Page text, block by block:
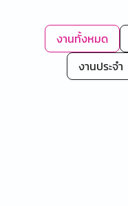
งานทั้งหมด
งานประจำ